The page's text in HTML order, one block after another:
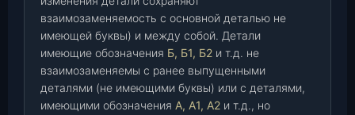
взаимозаменяемость с основной деталью не
имеющей буквы) и между собой. Детали
имеющие обозначения Б, Б1, Б2 и т.д. не
взаимозаменяемы с ранее выпущенными
деталями (не имеющими буквы) или с деталями,
имеющими обозначения А, А1, А2 и т.д., но